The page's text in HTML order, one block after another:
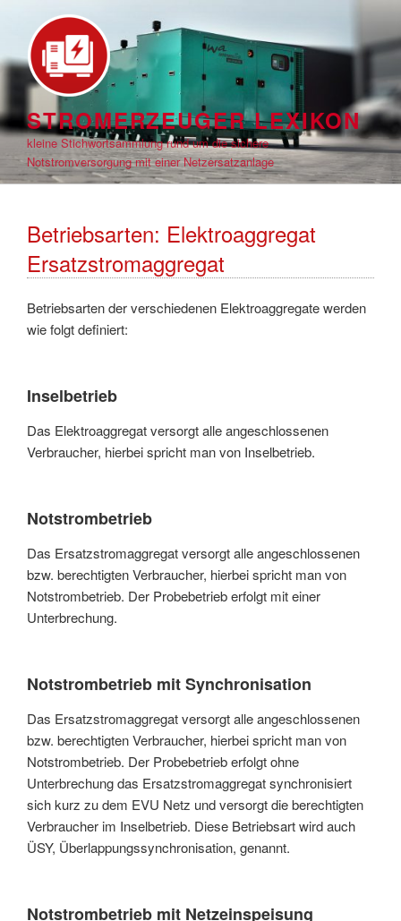
springen
STROMERZEUGER LEXIKON
kleine Stichwortsammlung rund um die sichere
Notstromversorgung mit einer Netzersatzanlage
Betriebsarten: Elektroaggregat
Ersatzstromaggregat
Betriebsarten der verschiedenen Elektroaggregate werden
wie folgt definiert:
Inselbetrieb
Das Elektroaggregat versorgt alle angeschlossenen
Verbraucher, hierbei spricht man von Inselbetrieb.
Notstrombetrieb
Das Ersatzstromaggregat versorgt alle angeschlossenen
bzw. berechtigten Verbraucher, hierbei spricht man von
Notstrombetrieb. Der Probebetrieb erfolgt mit einer
Unterbrechung.
Notstrombetrieb mit Synchronisation
Das Ersatzstromaggregat versorgt alle angeschlossenen
bzw. berechtigten Verbraucher, hierbei spricht man von
Notstrombetrieb. Der Probebetrieb erfolgt ohne
Unterbrechung das Ersatzstromaggregat synchronisiert
sich kurz zu dem EVU Netz und versorgt die berechtigten
Verbraucher im Inselbetrieb. Diese Betriebsart wird auch
ÜSY, Überlappungssynchronisation, genannt.
Notstrombetrieb mit Netzeinspeisung